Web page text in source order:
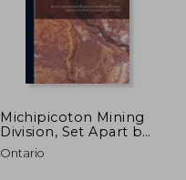
Michipicoton Mining
Division, Set Apart by
Order in Council,
September 9, 1897
Ontario